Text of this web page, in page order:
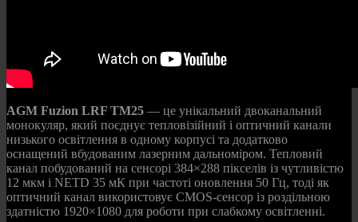
AGM Fuzion LRF TM25 — це унікальний двоканальний
монокуляр, який поєднує тепловізійний і оптичний канали
низького освітлення в одному корпусі та додатково
оснащений вбудованим лазерним дальноміром. Тепловий
канал побудований на сенсорі 384×288 пікселів із чутливістю
12 мкм і NETD 35 мК при частоті оновлення 50 Гц, тоді як
оптичний канал використовує CMOS-сенсор із роздільною
здатністю 1920×1080 для роботи при слабкому освітленні.